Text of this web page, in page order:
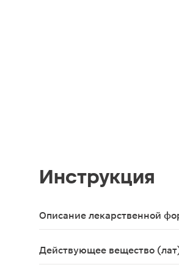
Инструкция
Описание лекарственной
Таблетки, покрытые
Действующее вещество